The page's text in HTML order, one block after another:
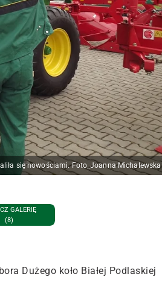
się nowościami. Foto_Joanna Michalewska
GALERIĘ
(8)
Dużego koło Białej Podlaskiej